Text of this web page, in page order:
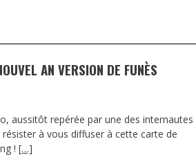
AN VERSION DE FUNÈS
aussitôt repérée par une des internautes
résister à vous diffuser à cette carte de
! […]